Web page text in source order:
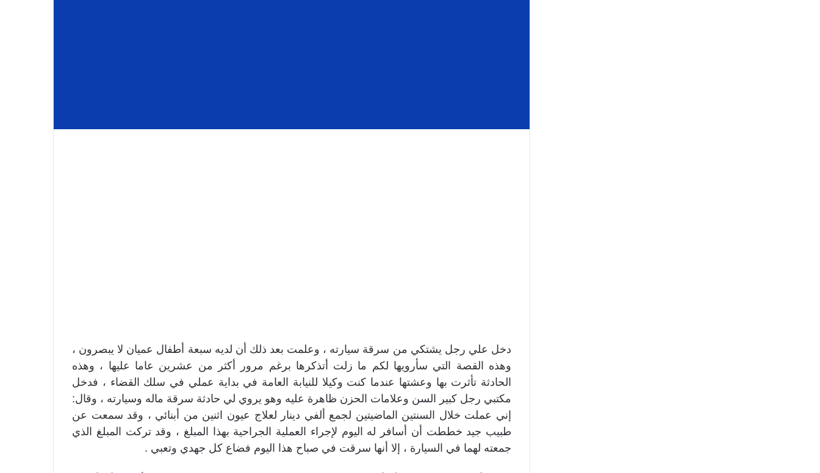
دخل علي رجل يشتكي من سرقة سيارته ، وعلمت بعد ذلك أن لديه سبعة أطفال عميان لا يبصرون ،
وهذه القصة التي سأرويها لكم ما زلت أتذكرها برغم مرور أكثر من عشرين عاما عليها ، وهذه
الحادثة تأثرت بها وعشتها عندما كنت وكيلا للنيابة العامة في بداية عملي في سلك القضاء ، فدخل
مكتبي رجل كبير السن وعلامات الحزن ظاهرة عليه وهو يروي لي حادثة سرقة ماله وسيارته ، وقال:
إني عملت خلال السنتين الماضيتين لجمع ألفي دينار لعلاج عيون اثنين من أبنائي ، وقد سمعت عن
طبيب جيد خططت أن أسافر له اليوم لإجراء العملية الجراحية بهذا المبلغ ، وقد تركت المبلغ الذي
جمعته لهما في السيارة ، إلا أنها سرقت في صباح هذا اليوم فضاع كل جهدي وتعبي .